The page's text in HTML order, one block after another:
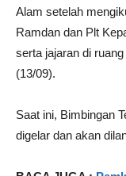
Alam setelah
Ramdan dan Plt
serta jajaran di
(13/09).
Saat ini, Bimbingan
digelar dan akan